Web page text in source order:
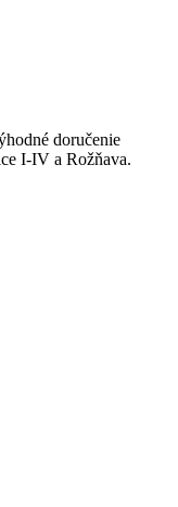
doručenie
I-IV a Rožňava.